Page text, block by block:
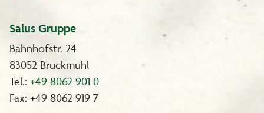
Salus Gruppe
Bahnhofstr. 24
83052 Bruckmühl
Tel.: +49 8062 901 0
Fax: +49 8062 919 7